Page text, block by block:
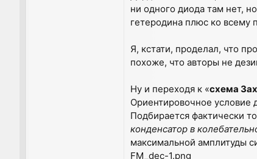
ни одного диода там нет,
гетеродина плюс ко всему
Я, кстати, проделал, что
похоже, что авторы не
Ну и переходя к «схема
Ориентировочное условие
Подбирается фактически
конденсатор в
максимальной амплитуды
FM_dec-1.png